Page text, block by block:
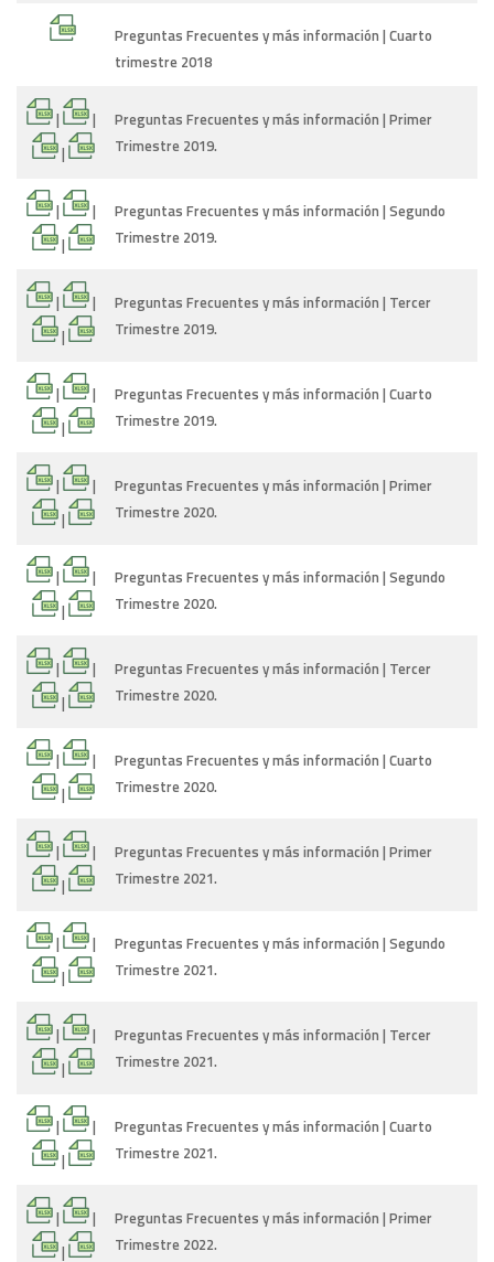
Preguntas Frecuentes y más información | Cuarto
trimestre 2018
|
|
|
Preguntas Frecuentes y más información | Primer
Trimestre 2019.
|
|
|
Preguntas Frecuentes y más información | Segundo
Trimestre 2019.
|
|
|
Preguntas Frecuentes y más información | Tercer
Trimestre 2019.
|
|
|
Preguntas Frecuentes y más información | Cuarto
Trimestre 2019.
|
|
|
Preguntas Frecuentes y más información | Primer
Trimestre 2020.
|
|
|
Preguntas Frecuentes y más información | Segundo
Trimestre 2020.
|
|
|
Preguntas Frecuentes y más información | Tercer
Trimestre 2020.
|
|
|
Preguntas Frecuentes y más información | Cuarto
Trimestre 2020.
|
|
|
Preguntas Frecuentes y más información | Primer
Trimestre 2021.
|
|
|
Preguntas Frecuentes y más información | Segundo
Trimestre 2021.
|
|
|
Preguntas Frecuentes y más información | Tercer
Trimestre 2021.
|
|
|
Preguntas Frecuentes y más información | Cuarto
Trimestre 2021.
|
|
|
Preguntas Frecuentes y más información | Primer
Trimestre 2022.